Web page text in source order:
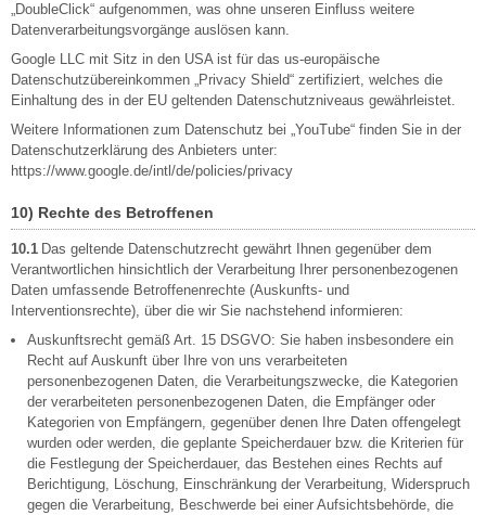
„DoubleClick“ aufgenommen, was ohne unseren Einfluss weitere
Datenverarbeitungsvorgänge auslösen kann.
Google LLC mit Sitz in den USA ist für das us-europäische
Datenschutzübereinkommen „Privacy Shield“ zertifiziert, welches die
Einhaltung des in der EU geltenden Datenschutzniveaus gewährleistet.
Weitere Informationen zum Datenschutz bei „YouTube“ finden Sie in der
Datenschutzerklärung des Anbieters unter:
https://www.google.de/intl/de/policies/privacy
10) Rechte des Betroffenen
10.1 Das geltende Datenschutzrecht gewährt Ihnen gegenüber dem
Verantwortlichen hinsichtlich der Verarbeitung Ihrer personenbezogenen
Daten umfassende Betroffenenrechte (Auskunfts- und
Interventionsrechte), über die wir Sie nachstehend informieren:
Auskunftsrecht gemäß Art. 15 DSGVO: Sie haben insbesondere ein
Recht auf Auskunft über Ihre von uns verarbeiteten
personenbezogenen Daten, die Verarbeitungszwecke, die Kategorien
der verarbeiteten personenbezogenen Daten, die Empfänger oder
Kategorien von Empfängern, gegenüber denen Ihre Daten offengelegt
wurden oder werden, die geplante Speicherdauer bzw. die Kriterien für
die Festlegung der Speicherdauer, das Bestehen eines Rechts auf
Berichtigung, Löschung, Einschränkung der Verarbeitung, Widerspruch
gegen die Verarbeitung, Beschwerde bei einer Aufsichtsbehörde, die